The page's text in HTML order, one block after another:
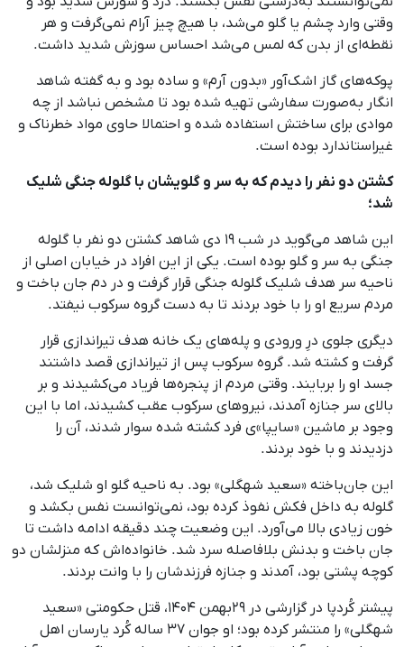
وقتی وارد چشم یا گلو می‌شد، با هیچ چیز آرام نمی‌گرفت و هر
نقطه‌ای از بدن که لمس می‌شد احساس سوزش شدید داشت.
پوکه‌های گاز اشک‌آور «بدون آرم» و ساده بود و به گفته شاهد
انگار به‌صورت سفارشی تهیه شده بود تا مشخص نباشد از چه
موادی برای ساختش استفاده شده و احتمالا حاوی مواد خطرناک و
غیراستاندارد بوده است.
کشتن دو نفر را دیدم که به سر و گلویشان با گلوله جنگی شلیک
شد؛
این شاهد می‌گوید در شب ۱۹ دی شاهد کشتن دو نفر با گلوله
جنگی به سر و گلو بوده است. یکی از این افراد در خیابان اصلی از
ناحیه سر هدف شلیک گلوله جنگی قرار گرفت و در دم جان باخت و
مردم سریع او را با خود بردند تا به دست گروه سرکوب نیفتد.
دیگری جلوی درِ ورودی و پله‌های یک خانه هدف تیراندازی قرار
گرفت و کشته شد. گروه سرکوب پس از تیراندازی قصد داشتند
جسد او را بربایند. وقتی مردم از پنجره‌ها فریاد می‌کشیدند و بر
بالای سر جنازه آمدند، نیروهای سرکوب عقب کشیدند، اما با این
وجود بر ماشین «سایپا»ی فرد کشته شده سوار شدند، آن را
دزدیدند و با خود بردند.
این جان‌باخته «سعید شهگلی» بود. به ناحیه گلو او شلیک شد،
گلوله به داخل فکش نفوذ کرده بود، نمی‌توانست نفس بکشد و
خون زیادی بالا می‌آورد. این وضعیت چند دقیقه ادامه داشت تا
جان باخت و بدنش بلافاصله سرد شد. خانواده‌اش که منزلشان دو
کوچه پشتی بود، آمدند و جنازه فرزندشان را با وانت بردند.
پیشتر کُردپا در گزارشی در ۲۹بهمن ۱۴۰۴، قتل حکومتی «سعید
شهگلی» را منتشر کرده بود؛ او جوان ۳۷ ساله کُرد یارسان اهل